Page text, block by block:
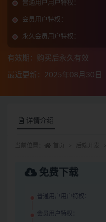
普通用户用户特权：
会员用户特权：
永久会员用户特权：
有效期：购买后永久有效
最近更新：2025年08月30日
详情介绍
免费下载
普通用户用户特权：
会员用户特权：